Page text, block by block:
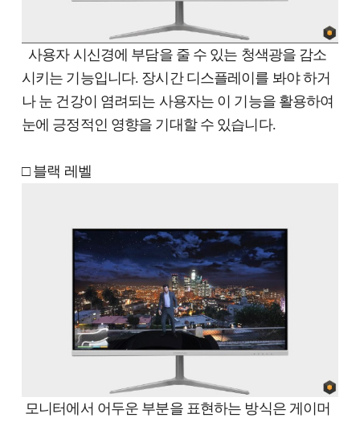
사용자 시신경에 부담을 줄 수 있는 청색광을 감소
시키는 기능입니다. 장시간 디스플레이를 봐야 하거
나 눈 건강이 염려되는 사용자는 이 기능을 활용하여
눈에 긍정적인 영향을 기대할 수 있습니다.
□ 블랙 레벨
모니터에서 어두운 부분을 표현하는 방식은 게이머